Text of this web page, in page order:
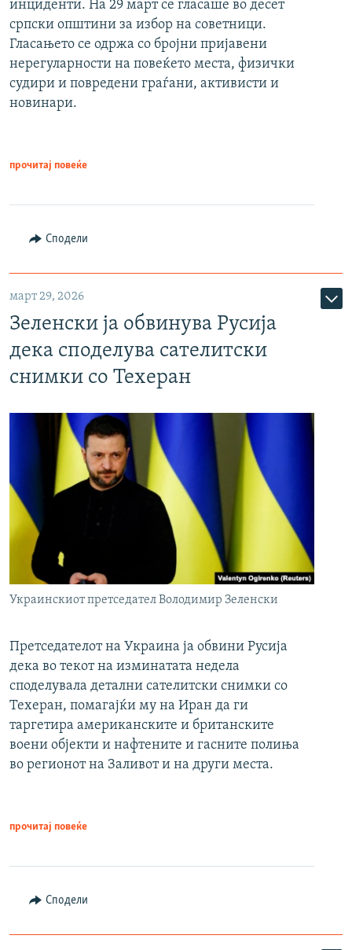
инциденти. На 29 март се гласаше во десет
српски општини за избор на советници.
Гласањето се одржа со бројни пријавени
нерегуларности на повеќето места, физички
судири и повредени граѓани, активисти и
новинари.
прочитај повеќе
Сподели
март 29, 2026
Зеленски ја обвинува Русија
дека споделува сателитски
снимки со Техеран
Украинскиот претседател Володимир Зеленски
Претседателот на Украина ја обвини Русија
дека во текот на изминатата недела
споделувала детални сателитски снимки со
Техеран, помагајќи му на Иран да ги
таргетира американските и британските
воени објекти и нафтените и гасните полиња
во регионот на Заливот и на други места.
прочитај повеќе
Сподели